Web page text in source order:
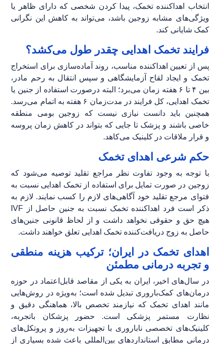
انتخاب اهداکننده تخمک، پیدا کردن شخصی که دارای ظاهر یا
ویژگی‌های مشابه زوجین باشد، می‌تواند به کاهش این نگرانی
کمک شایانی کند.
فرایند تخمک اهدایی چقدر طول می‌کشد؟
پس از تعیین اهداکننده مناسب، روند آماده‌سازی برای استخراج
تخمک و ایجاد لقاح آزمایشگاهی و سپس انتقال به رحم مادر،
بین ۴ تا ۶ هفته زمان می‌برد؛ البته درصورت استفاده از جنین یا
تخمک اهدایی، کل فرایند در مدت‌زمان ۶ هفته به اتمام می‌رسد.
همچنین باید دانست نیازی نیست که زوجین بومی منطقه
خاصی باشند و پزشک تا جایی که بتواند در کاهش زمان پروسه
و قرار ملاقات در کلینیک می‌کاهد.
حکم شرعی اهدای تخمک
با توجه به وجود تفاوت نظر مراجع تقلید توصیه می‌شود که
زوجین در صورت تمایل برای استفاده از تخمک اهدایی نسبت به
فتوای مرجع تقلید خود آگاهی‌های لازم را کسب نمایند. لازم به
ذکر است فرد اهداکننده تخمک نسبت به جنین حاصل از IVF
هیچ حق و حقوقی نخواهد داشت و از لحاظ قانونی جنین‌های
حاصل به زوج دریافت‌کننده تخمک اهدایی تعلق خواهند داشت.
اهدای تخمک در ایران؛ ترکیب هزینه منطقی
و تجربه درمانی مطمئن
در سال‌های اخیر، ایران به یکی از مقاصد قابل‌اعتماد در حوزه
درمان‌های کمک‌باروری تبدیل شده است؛ به‌ویژه در روش‌هایی
مانند اهدای تخمک که نیازمند تخصص بالا، هماهنگی دقیق و
نظارت مستمر پزشکی است. حضور پزشکان باتجربه،
کلینیک‌های تخصصی ناباروری با تجهیزات به‌روز و پروتکل‌های
درمانی مطابق استانداردهای بین‌المللی باعث شده بسیاری از